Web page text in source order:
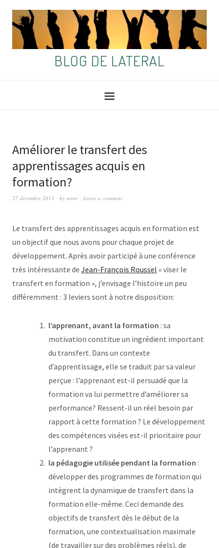
BLOG DE LATERAL
Améliorer le transfert des
apprentissages acquis en
formation?
27 décembre 2013 by anne Leave a comment
Le transfert des apprentissages acquis en formation est
un objectif que nous avons pour chaque projet de
développement. Après avoir participé à une conférence
très intéressante de Jean-François Roussel « viser le
transfert en formation », j’envisage l’histoire un peu
différemment : 3 leviers sont à notre disposition:
l’apprenant, avant la formation : sa
motivation constitue un ingrédient important
du transfert. Dans un contexte
d’apprentissage, elle se traduit par sa valeur
perçue : l’apprenant est-il persuadé que la
formation va lui permettre d’améliorer sa
performance? Ressent-il un réel besoin par
rapport à cette formation ? Le développement
des compétences visées est-il prioritaire pour
l’apprenant ?
la pédagogie utilisée pendant la formation :
développer des programmes de formation qui
intègrent la dynamique de transfert dans la
formation elle-même. Ceci demande des
objectifs de transfert dès le début de la
formation, une contextualisation maximale
(de travailler sur des problèmes réels), de